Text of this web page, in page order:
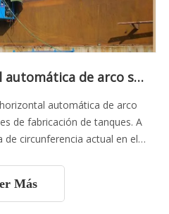
Soldadora horizontal automática de arco sumergido de un solo lado
automática de arco
de fabricación de tanques. A
de circunferencia actual en el
puede reducir el tiempo de
en campo hasta
Más